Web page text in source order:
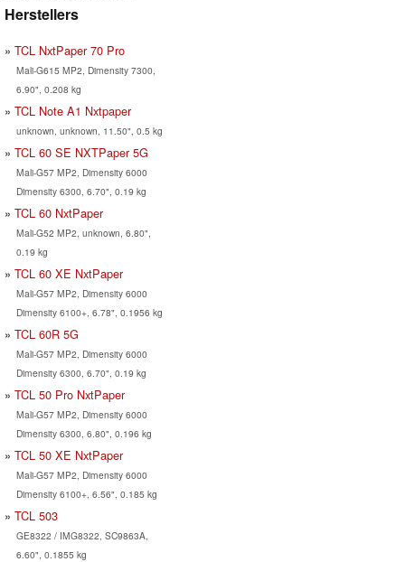
Herstellers
TCL NxtPaper 70 Pro
Mali-G615 MP2, Dimensity 7300,
6.90", 0.208 kg
TCL Note A1 Nxtpaper
unknown, unknown, 11.50", 0.5 kg
TCL 60 SE NXTPaper 5G
Mali-G57 MP2, Dimensity 6000
Dimensity 6300, 6.70", 0.19 kg
TCL 60 NxtPaper
Mali-G52 MP2, unknown, 6.80",
0.19 kg
TCL 60 XE NxtPaper
Mali-G57 MP2, Dimensity 6000
Dimensity 6100+, 6.78", 0.1956 kg
TCL 60R 5G
Mali-G57 MP2, Dimensity 6000
Dimensity 6300, 6.70", 0.19 kg
TCL 50 Pro NxtPaper
Mali-G57 MP2, Dimensity 6000
Dimensity 6300, 6.80", 0.196 kg
TCL 50 XE NxtPaper
Mali-G57 MP2, Dimensity 6000
Dimensity 6100+, 6.56", 0.185 kg
TCL 503
GE8322 / IMG8322, SC9863A,
6.60", 0.1855 kg